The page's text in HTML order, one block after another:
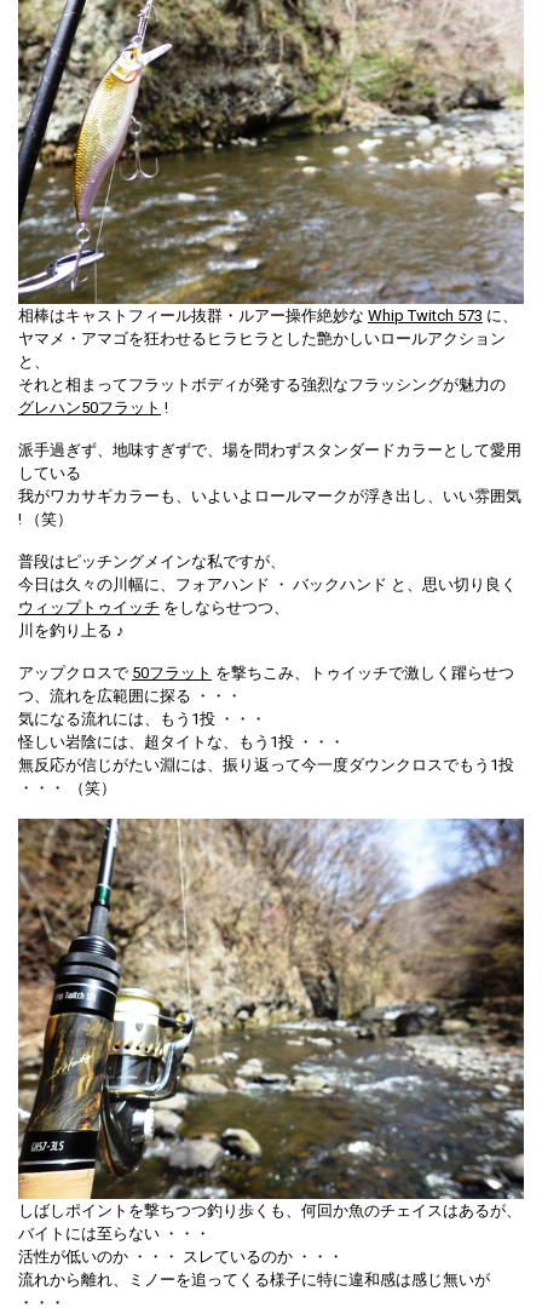
相棒はキャストフィール抜群・ルアー操作絶妙な Whip Twitch 573 に、
ヤマメ・アマゴを狂わせるヒラヒラとした艶かしいロールアクション
と、
それと相まってフラットボディが発する強烈なフラッシングが魅力の
グレハン50フラット !
派手過ぎず、地味すぎずで、場を問わずスタンダードカラーとして愛用
している
我がワカサギカラーも、いよいよロールマークが浮き出し、いい雰囲気
! （笑）
普段はピッチングメインな私ですが、
今日は久々の川幅に、フォアハンド ・ バックハンド と、思い切り良く
ウィップトゥイッチ をしならせつつ、
川を釣り上る ♪
アップクロスで 50フラット を撃ちこみ、トゥイッチで激しく躍らせつ
つ、流れを広範囲に探る ・・・
気になる流れには、もう1投 ・・・
怪しい岩陰には、超タイトな、もう1投 ・・・
無反応が信じがたい淵には、振り返って今一度ダウンクロスでもう1投
・・・ （笑）
しばしポイントを撃ちつつ釣り歩くも、何回か魚のチェイスはあるが、
バイトには至らない ・・・
活性が低いのか ・・・ スレているのか ・・・
流れから離れ、ミノーを追ってくる様子に特に違和感は感じ無いが
・・・